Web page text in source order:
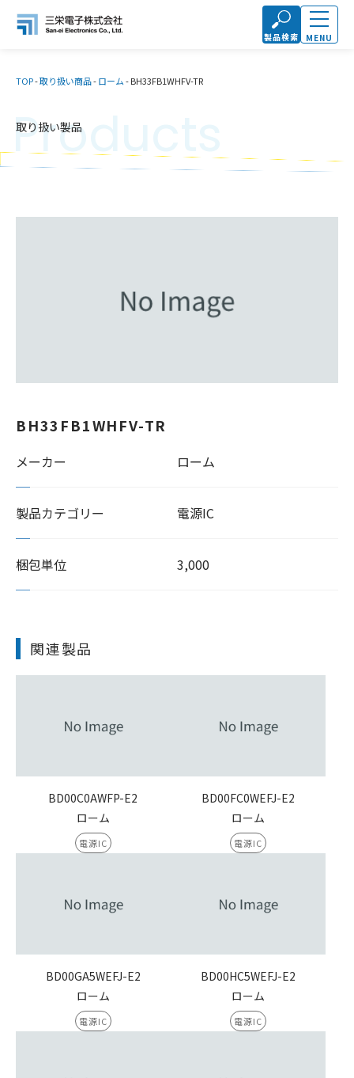
製品検索 MENU
TOP-取り扱い商品-ローム-BH33FB1WHFV-TR
取り扱い製品
Products
BH33FB1WHFV-TR
メーカー ローム
製品カテゴリー 電源IC
梱包単位 3,000
関連製品
BD00C0AWFP-E2
ローム
電源IC
BD00FC0WEFJ-E2
ローム
電源IC
BD00GA5WEFJ-E2
ローム
電源IC
BD00HC5WEFJ-E2
ローム
電源IC